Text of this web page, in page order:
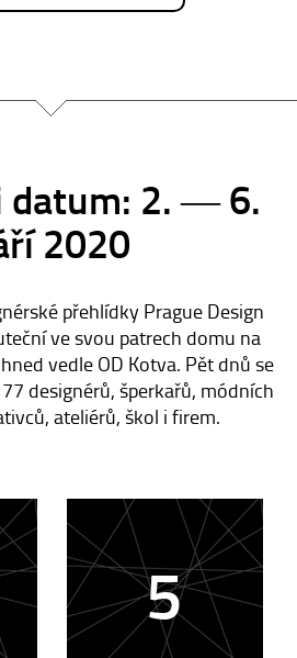
datum: 2. ― 6.
2020
přehlídky Prague Design
ve svou patrech domu na
vedle OD Kotva. Pět dnů se
designérů, šperkařů, módních
ateliérů, škol i firem.
5